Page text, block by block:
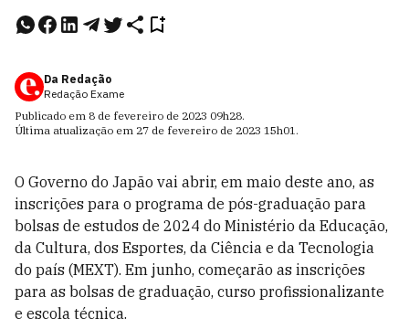
Da Redação
Redação Exame
Publicado em 8 de fevereiro de 2023 09h28.
Última atualização em 27 de fevereiro de 2023 15h01.
O Governo do Japão vai abrir, em maio deste ano, as
inscrições para o programa de pós-graduação para
bolsas de estudos de 2024 do Ministério da Educação,
da Cultura, dos Esportes, da Ciência e da Tecnologia
do país (MEXT). Em junho, começarão as inscrições
para as bolsas de graduação, curso profissionalizante
e escola técnica.